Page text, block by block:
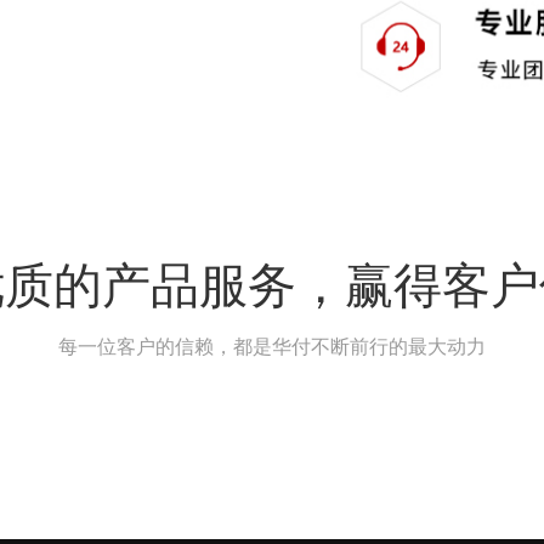
的产品服务，赢得客
每一位客户的信赖，都是华付不断前行的最大动力